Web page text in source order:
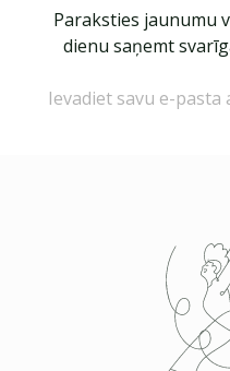
Paraksties jaunumu
dienu saņemt